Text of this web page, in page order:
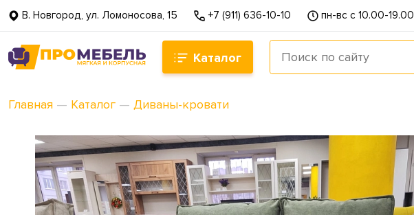
В. Новгород, ул. Ломоносова, 15 +7 (911) 636-10-10 пн-вс с 10.00-19.00
Каталог
Главная — Каталог — Диваны-кровати